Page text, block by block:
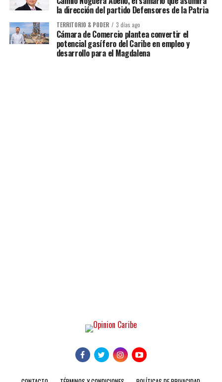
la dirección del partido Defensores de la Patria
TERRITORIO & PODER 3 días ago
Cámara de Comercio plantea convertir el
potencial gasífero del Caribe en empleo y
desarrollo para el Magdalena